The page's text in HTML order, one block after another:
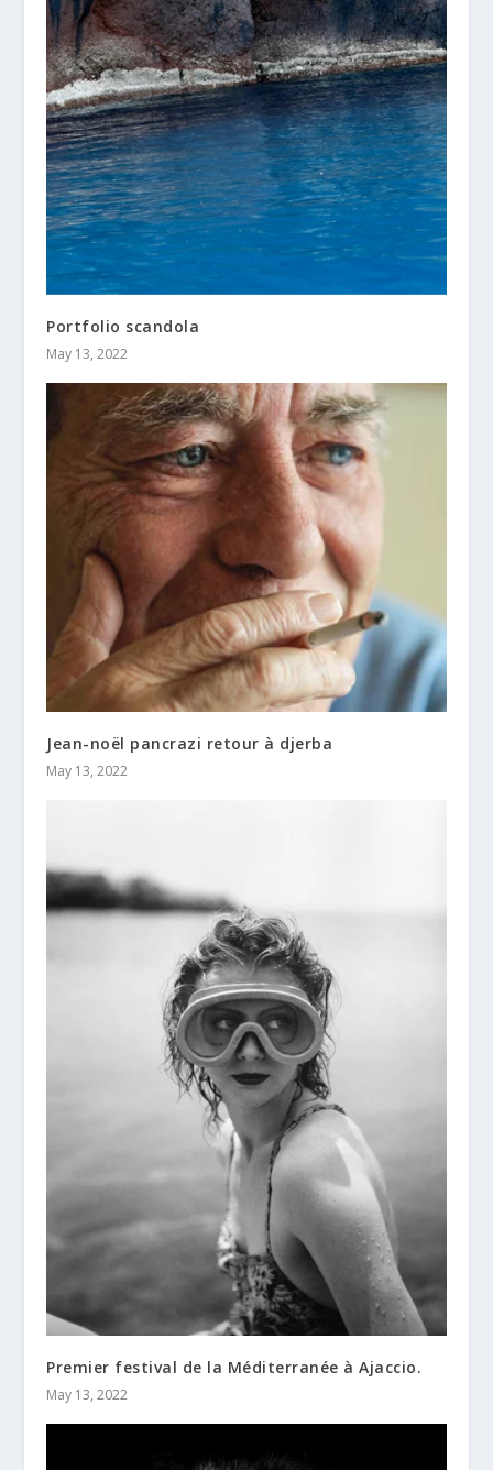
Portfolio scandola
May 13, 2022
Jean-noël pancrazi retour à djerba
May 13, 2022
Premier festival de la Méditerranée à Ajaccio.
May 13, 2022